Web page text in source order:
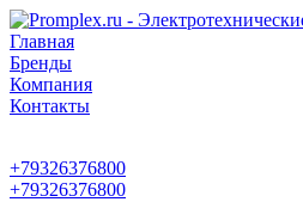
Главная
Бренды
Компания
Контакты
+79326376800
+79326376800